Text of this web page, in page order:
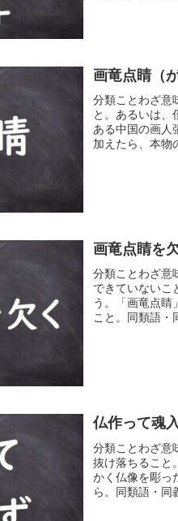
画竜点睛（
分類ことわざ意
と。あるいは、
ある中国の画人
加えたら、本物
画竜点睛を
分類ことわざ意
できていないこ
う。「画竜点睛
こと。同類語・
仏作って魂
分類ことわざ意
抜け落ちること
かく仏像を彫っ
ら。同類語・同